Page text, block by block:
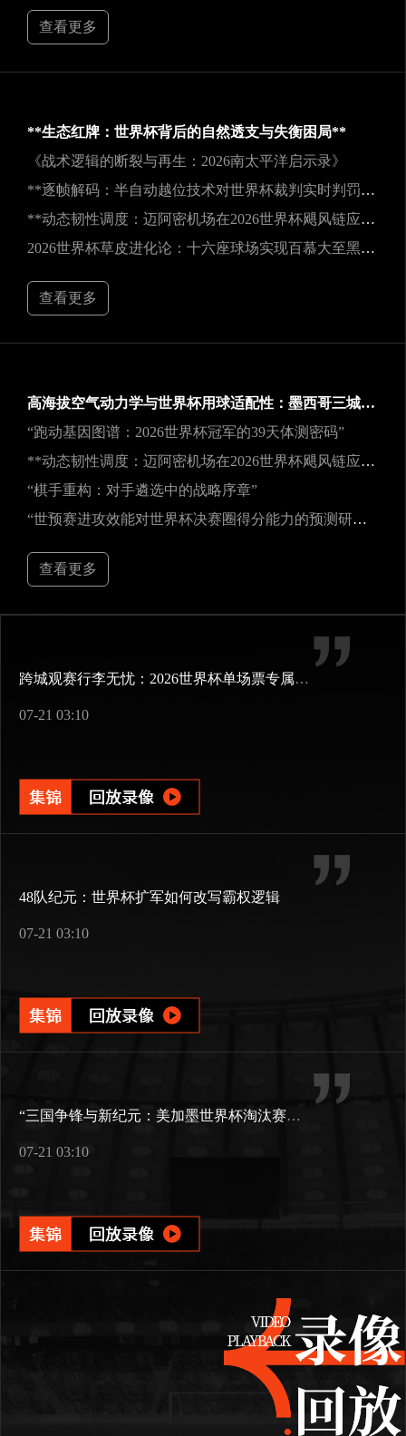
查看更多
**生态红牌：世界杯背后的自然透支与失衡困局**
《战术逻辑的断裂与再生：2026南太平洋启示录》
**逐帧解码：半自动越位技术对世界杯裁判实时判罚决策的重塑**
**动态韧性调度：迈阿密机场在2026世界杯飓风链应急中的中枢重构**
2026世界杯草皮进化论：十六座球场实现百慕大至黑麦草的生态跃迁
查看更多
高海拔空气动力学与世界杯用球适配性：墨西哥三城实地验证研究
“跑动基因图谱：2026世界杯冠军的39天体测密码”
**动态韧性调度：迈阿密机场在2026世界杯飓风链应急中的中枢重构**
“棋手重构：对手遴选中的战略序章”
“世预赛进攻效能对世界杯决赛圈得分能力的预测研究——以2026年美加墨世界杯为例”
查看更多
跨城观赛行李无忧：2026世界杯单场票专属行李“门到门”跨城速达方案
07-21 03:10
48队纪元：世界杯扩军如何改写霸权逻辑
07-21 03:10
“三国争锋与新纪元：美加墨世界杯淘汰赛版图重构”
07-21 03:10